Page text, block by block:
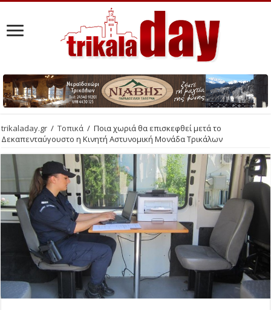
trikaladay.gr / Τοπικά / Ποια χωριά θα επισκεφθεί μετά το
Δεκαπενταύγουστο η Κινητή Αστυνομική Μονάδα Τρικάλων